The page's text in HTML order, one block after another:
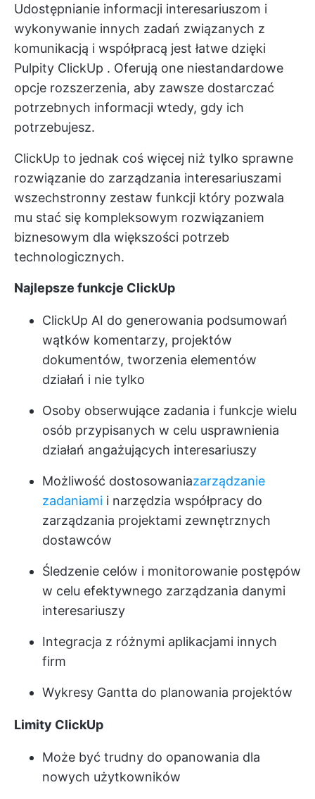
Udostępnianie informacji interesariuszom i
wykonywanie innych zadań związanych z
komunikacją i współpracą jest łatwe dzięki
Pulpity ClickUp . Oferują one niestandardowe
opcje rozszerzenia, aby zawsze dostarczać
potrzebnych informacji wtedy, gdy ich
potrzebujesz.
ClickUp to jednak coś więcej niż tylko sprawne
rozwiązanie do zarządzania interesariuszami
wszechstronny zestaw funkcji który pozwala
mu stać się kompleksowym rozwiązaniem
biznesowym dla większości potrzeb
technologicznych.
Najlepsze funkcje ClickUp
ClickUp AI do generowania podsumowań
wątków komentarzy, projektów
dokumentów, tworzenia elementów
działań i nie tylko
Osoby obserwujące zadania i funkcje wielu
osób przypisanych w celu usprawnienia
działań angażujących interesariuszy
Możliwość dostosowaniazarządzanie
zadaniami i narzędzia współpracy do
zarządzania projektami zewnętrznych
dostawców
Śledzenie celów i monitorowanie postępów
w celu efektywnego zarządzania danymi
interesariuszy
Integracja z różnymi aplikacjami innych
firm
Wykresy Gantta do planowania projektów
Limity ClickUp
Może być trudny do opanowania dla
nowych użytkowników